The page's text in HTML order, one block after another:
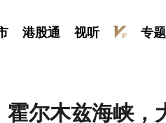
港股通 视听 专题
尔木兹海峡，